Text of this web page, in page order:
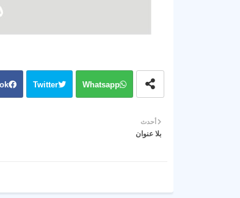
Twitter Whatsapp
أحدث
بلا عنوان